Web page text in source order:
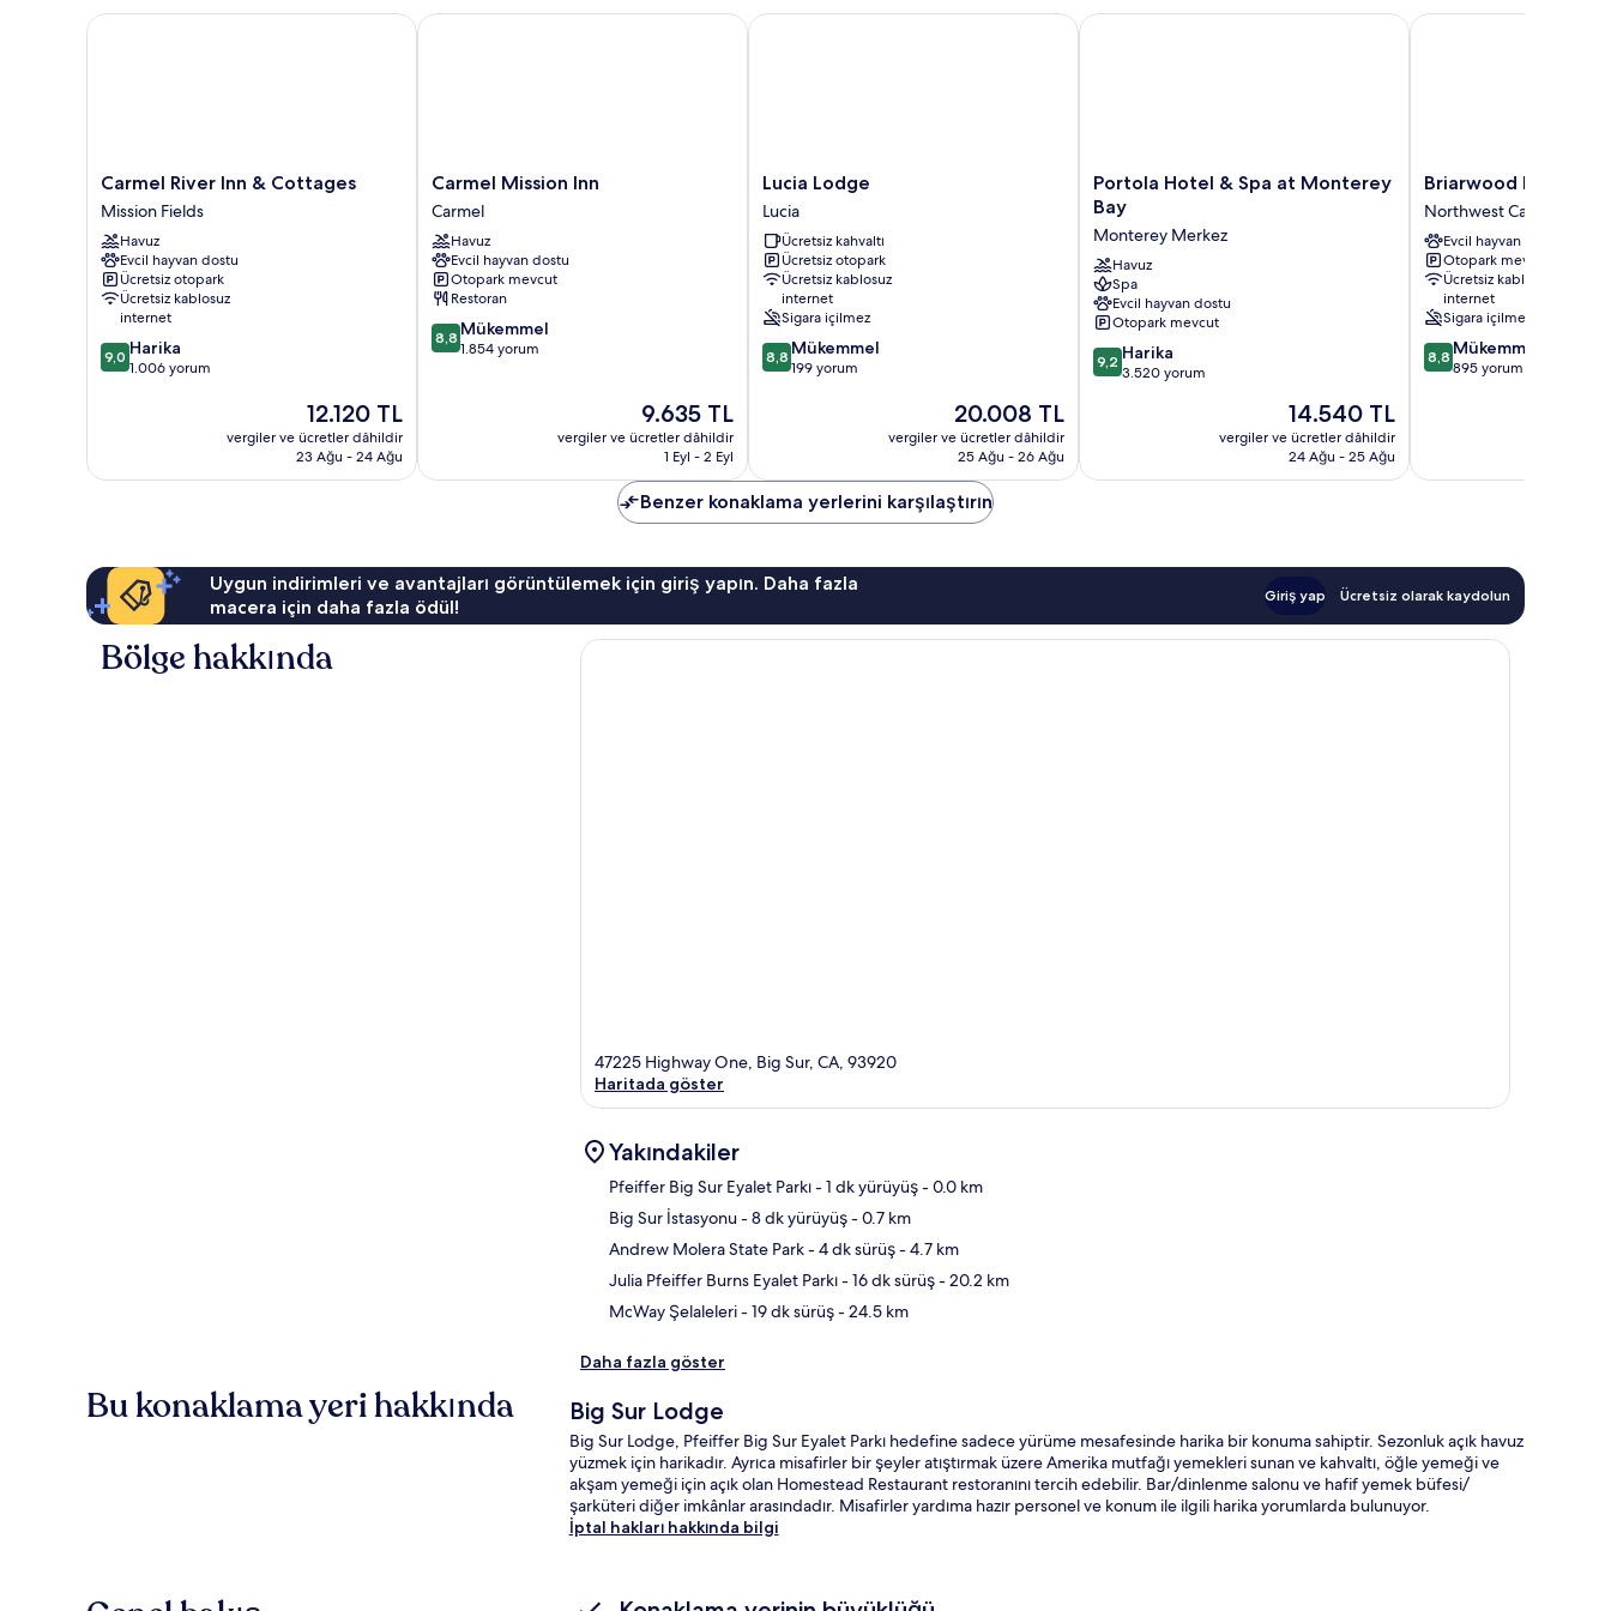
duş
Carmel
River
Inn
&
Cottages
Mission
Fields
Carmel River Inn & Cottages
Mission Fields
Havuz
Evcil hayvan dostu
Ücretsiz otopark
Ücretsiz kablosuz
internet
10
üzerinden
9,0 Harika
1.006 yorum
Güncel
fiyat:
12.120 TL
12.120 TL
vergiler ve ücretler dâhildir
23 Ağu - 24 Ağu
Carmel River Inn & Cottages
Carmel
Mission
Inn
Carmel
Carmel Mission Inn
Carmel
Havuz
Evcil hayvan dostu
Otopark mevcut
Restoran
10
üzerinden
8,8 Mükemmel
1.854 yorum
Güncel
fiyat:
9.635 TL
9.635 TL
vergiler ve ücretler dâhildir
1 Eyl - 2 Eyl
Carmel Mission Inn
Lucia
Lodge
Lucia
Lucia Lodge
Lucia
Ücretsiz kahvaltı
Ücretsiz otopark
Ücretsiz kablosuz
internet
Sigara içilmez
10
üzerinden
8,8 Mükemmel
199 yorum
Güncel
fiyat:
20.008 TL
20.008 TL
vergiler ve ücretler dâhildir
25 Ağu - 26 Ağu
Lucia Lodge
Portola
Hotel
Spa
at
Monterey
Bay
Monterey
Merkez
Portola Hotel & Spa at Monterey
Bay
Monterey Merkez
Havuz
Spa
Evcil hayvan dostu
Otopark mevcut
10
üzerinden
9,2 Harika
3.520 yorum
Güncel
fiyat:
14.540 TL
14.540 TL
vergiler ve ücretler dâhildir
24 Ağu - 25 Ağu
Portola Hotel & Spa at Monterey Bay
Briarwood
Inn
Northwest
Carmel
Briarwood Inn
Northwest Carmel
Evcil hayvan dostu
Otopark mevcut
Ücretsiz kablosuz
internet
Sigara içilmez
10
üzerinden
8,8 Mükemmel
895 yorum
Briarwood Inn
Benzer konaklama yerlerini karşılaştırın
Uygun indirimleri ve avantajları görüntülemek için giriş yapın. Daha fazla
macera için daha fazla ödül!
Giriş yap Ücretsiz olarak kaydolun
Bölge hakkında
47225 Highway One, Big Sur, CA, 93920
Haritada göster
Yakındakiler
Pfeiffer Big Sur Eyalet Parkı- 1 dk yürüyüş- 0.0 km
Big Sur İstasyonu- 8 dk yürüyüş- 0.7 km
Andrew Molera State Park- 4 dk sürüş- 4.7 km
Julia Pfeiffer Burns Eyalet Parkı- 16 dk sürüş- 20.2 km
McWay Şelaleleri- 19 dk sürüş- 24.5 km
Daha fazla göster
Bu konaklama yeri hakkında Big Sur Lodge
Big Sur Lodge, Pfeiffer Big Sur Eyalet Parkı hedefine sadece yürüme mesafesinde harika bir konuma sahiptir. Sezonluk açık havuz
yüzmek için harikadır. Ayrıca misafirler bir şeyler atıştırmak üzere Amerika mutfağı yemekleri sunan ve kahvaltı, öğle yemeği ve
akşam yemeği için açık olan Homestead Restaurant restoranını tercih edebilir. Bar/dinlenme salonu ve hafif yemek büfesi/
şarküteri diğer imkânlar arasındadır. Misafirler yardıma hazır personel ve konum ile ilgili harika yorumlarda bulunuyor.
İptal hakları hakkında bilgi